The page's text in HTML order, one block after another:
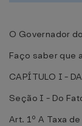
O Governador
Faço saber que
CAPÍTULO I -
Seção I - Do
Art. 1º A Taxa